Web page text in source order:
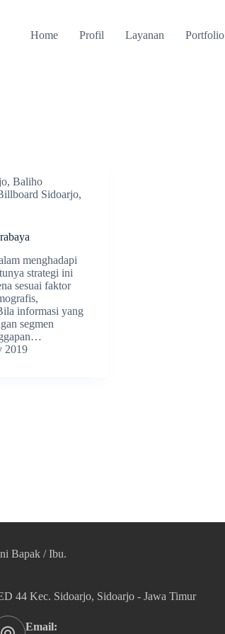
Home Profil Layanan Portfolio
, Baliho
Sidoarjo,
menghadapi
strategi ini
sesuai faktor
informasi yang
segmen
2019
Bapak / Ibu.
44 Kec. Sidoarjo, Sidoarjo - Jawa Timur
Email: